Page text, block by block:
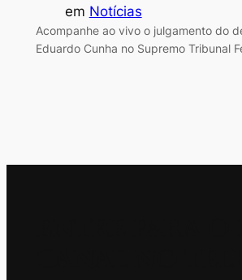
em Notícias
Acompanhe ao vivo o julgamento do
Eduardo Cunha no Supremo Tribunal